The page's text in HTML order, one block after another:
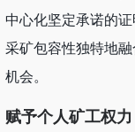
中心化坚定承诺的
采矿包容性独特地
机会。
赋予个人矿工权